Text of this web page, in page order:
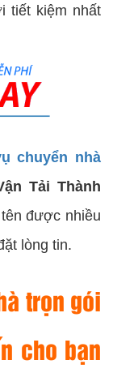
tiết kiệm nhất
chuyển nhà
Tải Thành
được nhiều
lòng tin.
trọn gói
cho bạn